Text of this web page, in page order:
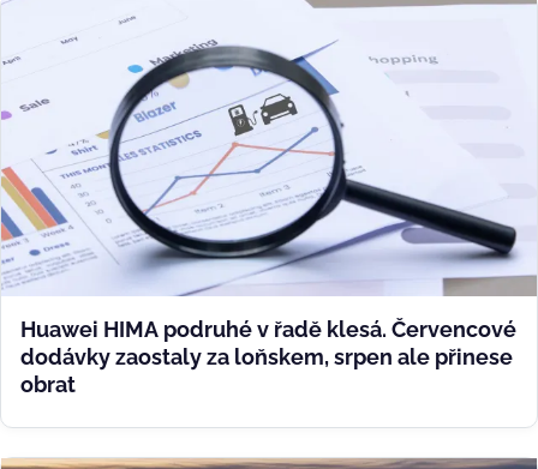
Huawei HIMA podruhé v řadě klesá. Červencové
dodávky zaostaly za loňskem, srpen ale přinese
obrat